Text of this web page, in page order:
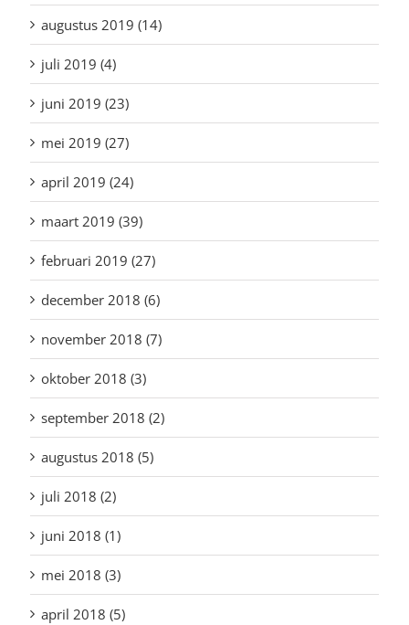
augustus 2019 (14)
juli 2019 (4)
juni 2019 (23)
mei 2019 (27)
april 2019 (24)
maart 2019 (39)
februari 2019 (27)
december 2018 (6)
november 2018 (7)
oktober 2018 (3)
september 2018 (2)
augustus 2018 (5)
juli 2018 (2)
juni 2018 (1)
mei 2018 (3)
april 2018 (5)